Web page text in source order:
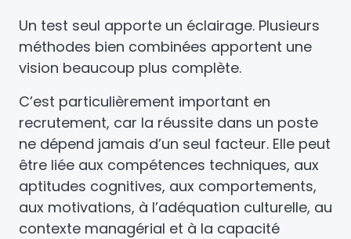
Un test seul apporte un éclairage. Plusieurs
méthodes bien combinées apportent une
vision beaucoup plus complète.
C’est particulièrement important en
recrutement, car la réussite dans un poste
ne dépend jamais d’un seul facteur. Elle peut
être liée aux compétences techniques, aux
aptitudes cognitives, aux comportements,
aux motivations, à l’adéquation culturelle, au
contexte managérial et à la capacité